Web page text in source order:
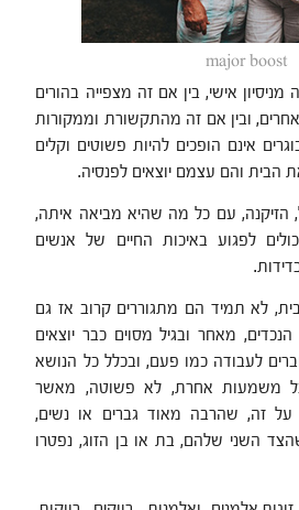
major boost
מניסיון אישי, בין אם זה מצפייה בהורים
ובין אם זה מהתקשורת וממקורות
אינם הופכים להיות פשוטים וקלים
הבית והם עצמם יוצאים לפנסיה.
הזיקנה, עם כל מה שהיא מביאה איתה,
לפגוע באיכות החיים של אנשים
לא תמיד הם מתגוררים קרוב אז גם
מאחר ובגיל מסוים כבר יוצאים
לעבודה כמו פעם, ובכלל כל הנושא
משמעות אחרת, לא פשוטה, מאשר
על זה, שהרבה מאוד גברים או נשים,
השני שלהם, בת או בן הזוג, נפטרו